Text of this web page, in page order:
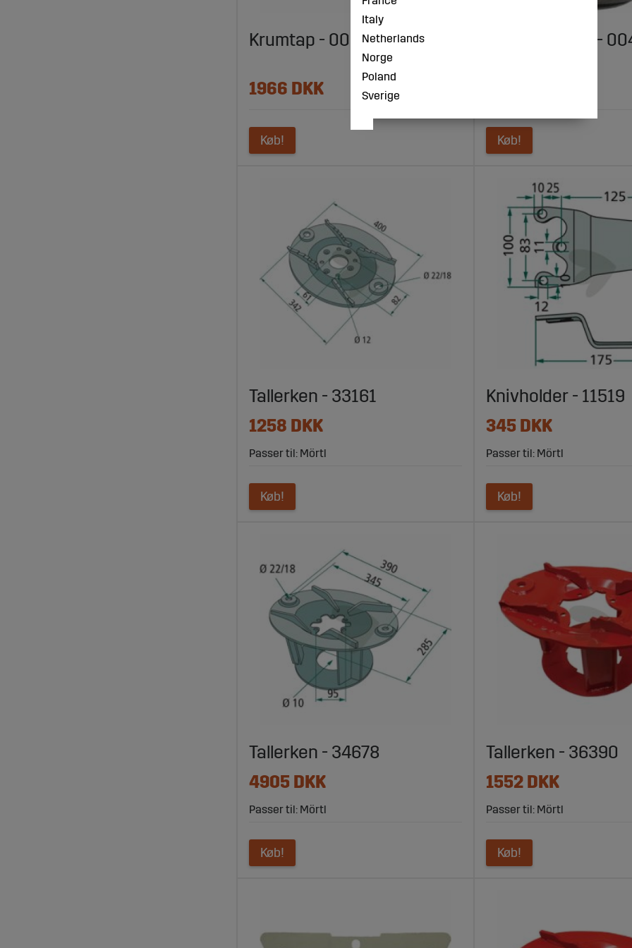
Krumtap - 005055
1966 DKK
Køb!
Silentbøsning -
Køb!
Tallerken - 33161
1258 DKK
Passer til: Mörtl
Køb!
Knivholder - 11519
345 DKK
Passer til: Mörtl
Køb!
Tallerken - 34678
4905 DKK
Passer til: Mörtl
Køb!
Tallerken - 36390
1552 DKK
Passer til: Mörtl
Køb!
Italy
Netherlands
Norge
Poland
Sverige